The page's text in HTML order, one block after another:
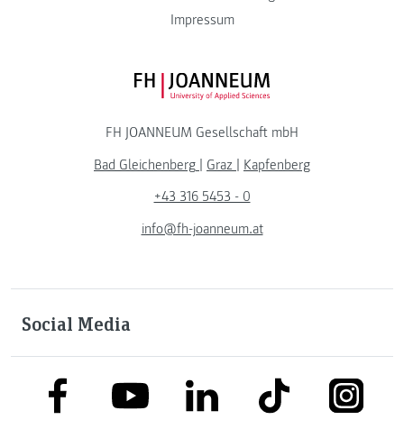
Impressum
FH JOANNEUM Logo
FH JOANNEUM Gesellschaft mbH
Bad Gleichenberg | Graz | Kapfenberg
+43 316 5453 - 0
info@fh-joanneum.at
Social Media
link to facebooklink to youtubelink to linkedinlink to tiktok link to